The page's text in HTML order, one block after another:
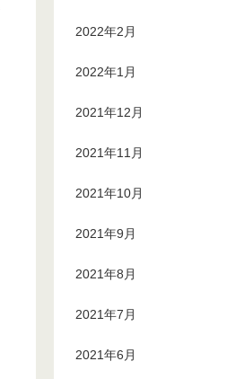
2022年2月
2022年1月
2021年12月
2021年11月
2021年10月
2021年9月
2021年8月
2021年7月
2021年6月